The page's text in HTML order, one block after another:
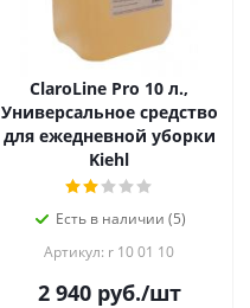
ClaroLine Pro 10 л.,
Универсальное средство
для ежедневной уборки
Kiehl
Есть в наличии (5)
Артикул: r 10 01 10
2 940руб./шт